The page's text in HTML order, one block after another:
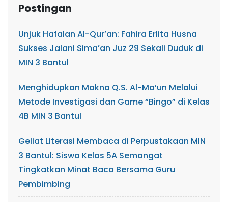
Postingan
Unjuk Hafalan Al-Qur’an: Fahira Erlita Husna
Sukses Jalani Sima’an Juz 29 Sekali Duduk di
MIN 3 Bantul
Menghidupkan Makna Q.S. Al-Ma’un Melalui
Metode Investigasi dan Game “Bingo” di Kelas
4B MIN 3 Bantul
Geliat Literasi Membaca di Perpustakaan MIN
3 Bantul: Siswa Kelas 5A Semangat
Tingkatkan Minat Baca Bersama Guru
Pembimbing